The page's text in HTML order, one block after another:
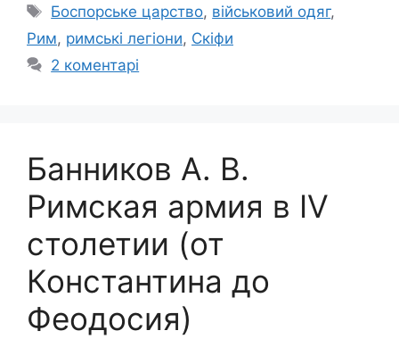
Позначки
Боспорське царство, військовий одяг,
Рим, римські легіони, Скіфи
2 коментарі
Банников А. В.
Римская армия в IV
столетии (от
Константина до
Феодосия)